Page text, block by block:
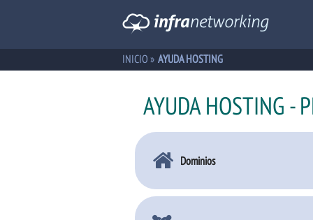
INICIO » AYUDA HOSTING
AYUDA HOSTING -
Dominios